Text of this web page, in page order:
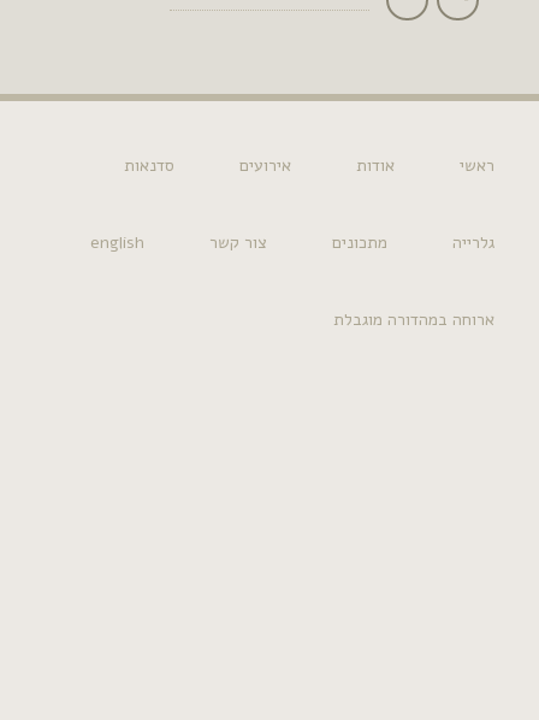
אודות אירועים סדנאות
מתכונים צור קשר english
מוגבלת